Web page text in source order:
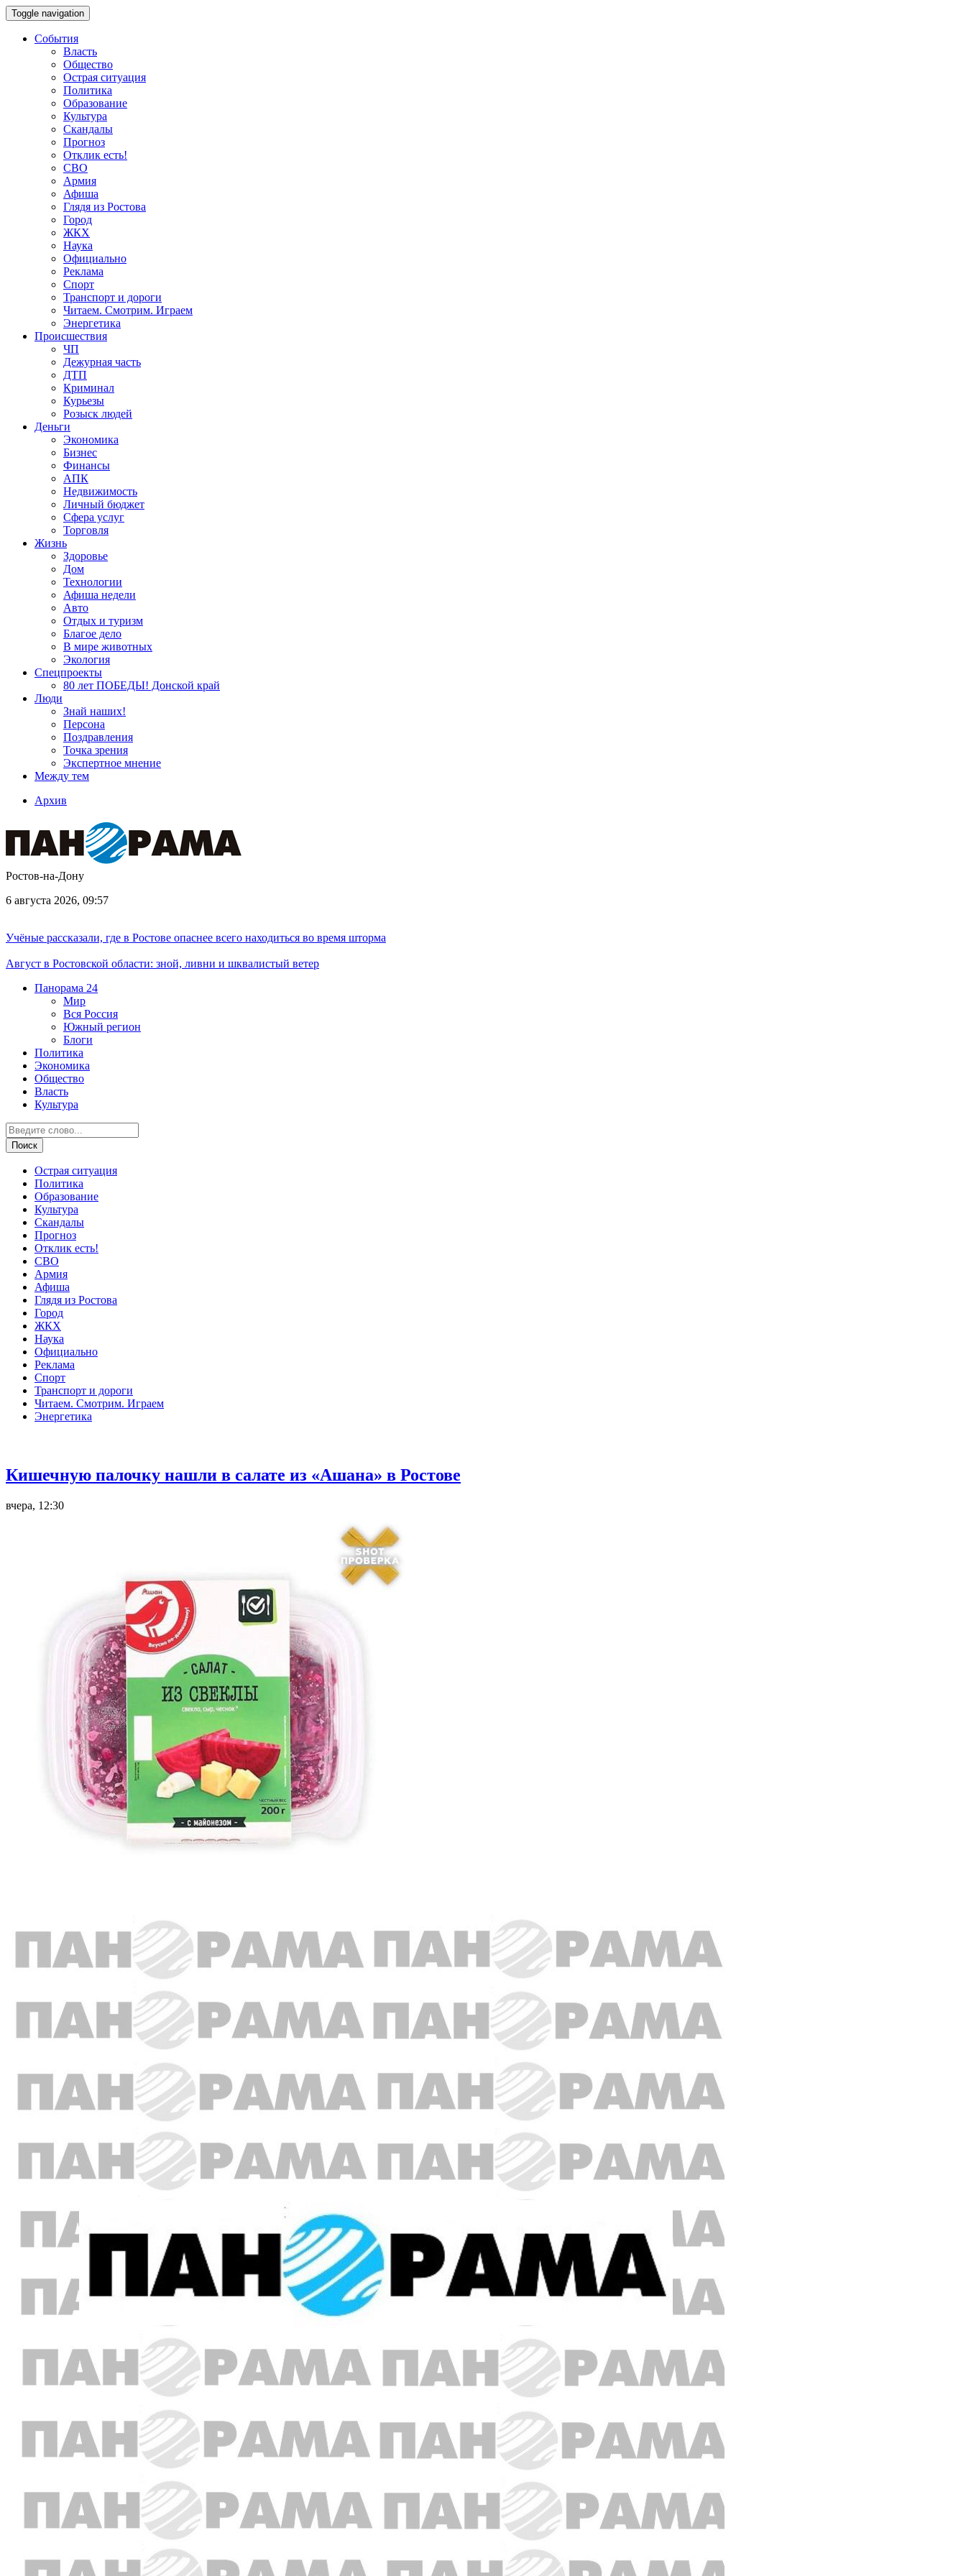
Toggle navigation
События
Власть
Общество
Острая ситуация
Политика
Образование
Культура
Скандалы
Прогноз
Отклик есть!
СВО
Армия
Афиша
Глядя из Ростова
Город
ЖКХ
Наука
Официально
Реклама
Спорт
Транспорт и дороги
Читаем. Смотрим. Играем
Энергетика
Происшествия
ЧП
Дежурная часть
ДТП
Криминал
Курьезы
Розыск людей
Деньги
Экономика
Бизнес
Финансы
АПК
Недвижимость
Личный бюджет
Сфера услуг
Торговля
Жизнь
Здоровье
Дом
Технологии
Афиша недели
Авто
Отдых и туризм
Благое дело
В мире животных
Экология
Спецпроекты
80 лет ПОБЕДЫ! Донской край
Люди
Знай наших!
Персона
Поздравления
Точка зрения
Экспертное мнение
Между тем
Архив
Ростов-на-Дону
6 августа 2026, 09:57
Учёные рассказали, где в Ростове опаснее всего находиться во время шторма
Август в Ростовской области: зной, ливни и шквалистый ветер
Панорама 24
Мир
Вся Россия
Южный регион
Блоги
Политика
Экономика
Общество
Власть
Культура
Острая ситуация
Политика
Образование
Культура
Скандалы
Прогноз
Отклик есть!
СВО
Армия
Афиша
Глядя из Ростова
Город
ЖКХ
Наука
Официально
Реклама
Спорт
Транспорт и дороги
Читаем. Смотрим. Играем
Энергетика
Кишечную палочку нашли в салате из «Ашана» в Ростове
вчера, 12:30